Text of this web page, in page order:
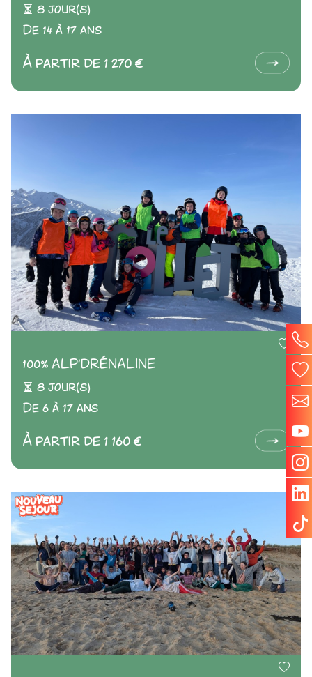
8 jour(s)
De 14 à 17 ans
À partir de 1 270 €
100% ALP'DRÉNALINE
8 jour(s)
De 6 à 17 ans
À partir de 1 160 €